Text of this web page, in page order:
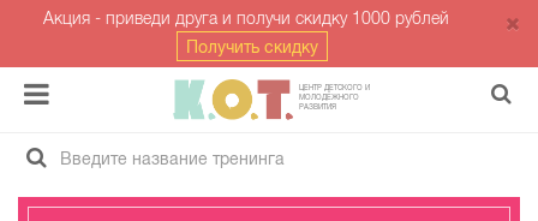
Акция - приведи друга и получи скидку 1000 рублей
Получить скидку
ЦЕНТР ДЕТСКОГО И
МОЛОДЁЖНОГО
РАЗВИТИЯ